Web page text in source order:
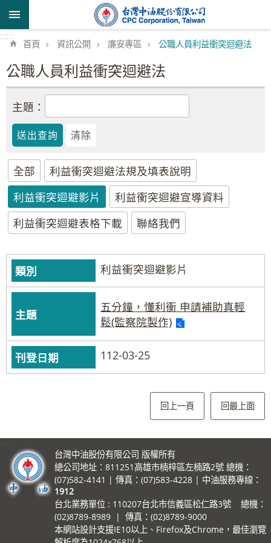
跳到主要內容區塊
::::::
首頁 資訊公開 廉安專區 公職人員利益衝突迴避法
公職人員利益衝突迴避法
主題：
全部
利益衝突迴避法規及填表說明
利益衝突迴避影片
利益衝突迴避宣導資料
利益衝突迴避表格下載
聯絡我們
利益衝突迴避影片
五分鐘，懂利衝 申請補助真輕
鬆(監察院製作)
112-03-25
回上一頁 回最上面
台灣中油股份有限公司 版權所有
總公司地址：811251高雄市楠梓區左楠路2號 總機：
(07)582-4141 | 傳真：(07)583-4228 | 中油服務專線：
1912
台北業務單位 : 110207台北市信義區松仁路3號 總機：
(02)8789-8989 | 傳真：(02)8789-9000
本網站設計支援IE10以上、Firefox及Chrome，最佳瀏覽